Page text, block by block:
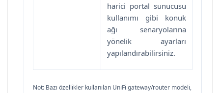
harici portal sunucusu
kullanımı gibi konuk
ağı senaryolarına
yönelik ayarları
yapılandırabilirsiniz.
Not: Bazı özellikler kullanılan UniFi gateway/router modeli,